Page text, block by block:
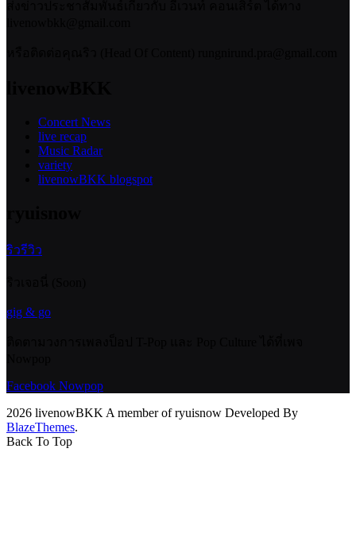
Concert News
live recap
Music Radar
variety
livenowBKK blogspot
ริวรีวิว
gig & go
Facebook Nowpop
2026 livenowBKK A member of ryuisnow Developed By
BlazeThemes.
Back To Top